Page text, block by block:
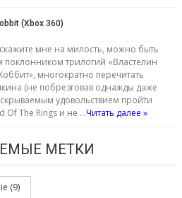
(Xbox 360)
скажите мне на милость, можно быть
трилогий «Властелин
многократно перечитать
(не побрезговав однажды даже
удовольствием пройти
Of The Rings и не …Читать далее »
МЕТКИ
(9)